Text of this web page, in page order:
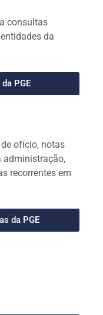
consultas
da
PGE
ofício, notas
administração,
recorrentes em
da PGE